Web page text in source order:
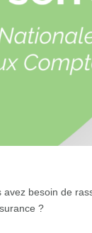
besoin de
?